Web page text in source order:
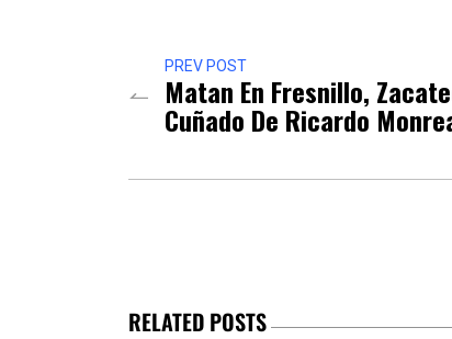
PREV POST
Matan En Fresnillo,
Cuñado De Ricardo
RELATED POSTS